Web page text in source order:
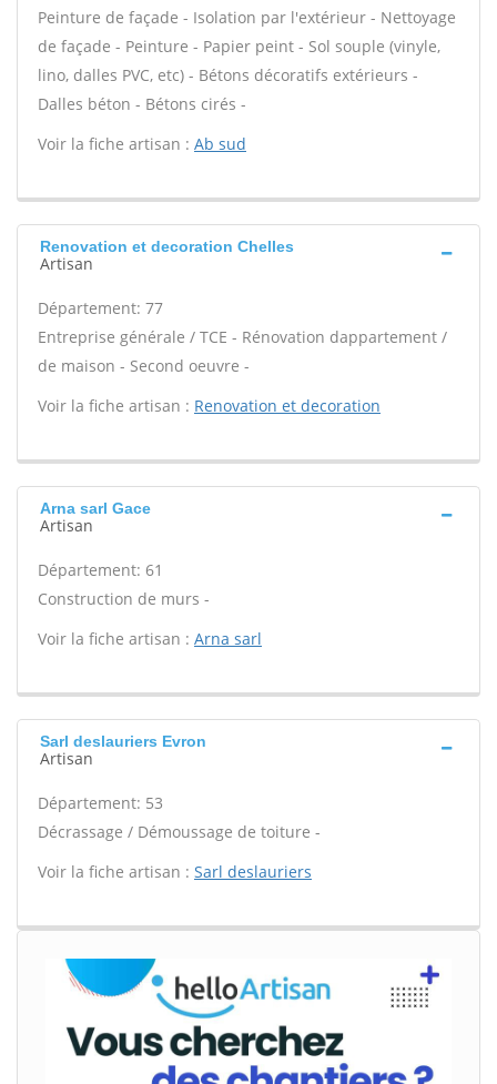
Peinture de façade - Isolation par l'extérieur - Nettoyage
de façade - Peinture - Papier peint - Sol souple (vinyle,
lino, dalles PVC, etc) - Bétons décoratifs extérieurs -
Dalles béton - Bétons cirés -
Voir la fiche artisan : Ab sud
Renovation et decoration Chelles
Artisan
Département: 77
Entreprise générale / TCE - Rénovation dappartement /
de maison - Second oeuvre -
Voir la fiche artisan : Renovation et decoration
Arna sarl Gace
Artisan
Département: 61
Construction de murs -
Voir la fiche artisan : Arna sarl
Sarl deslauriers Evron
Artisan
Département: 53
Décrassage / Démoussage de toiture -
Voir la fiche artisan : Sarl deslauriers